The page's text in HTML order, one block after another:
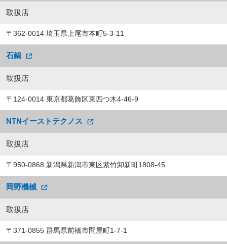
取扱店
〒362-0014 埼玉県上尾市本町5-3-11
石鍋
取扱店
〒124-0014 東京都葛飾区東四つ木4-46-9
NTNイーストテクノス
取扱店
〒950-0868 新潟県新潟市東区紫竹卸新町1808-45
岡野機械
取扱店
〒371-0855 群馬県前橋市問屋町1-7-1